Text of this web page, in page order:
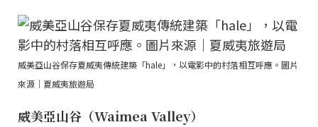
威美亞山谷保存夏威夷傳統建築「hale」，以電影中的村落相互呼應。圖片
來源｜夏威夷旅遊局
威美亞山谷（Waimea Valley）